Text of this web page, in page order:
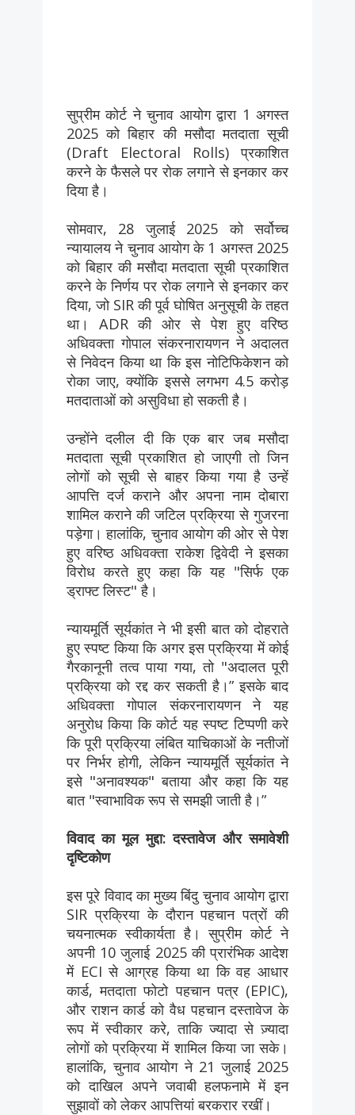
सुप्रीम कोर्ट ने चुनाव आयोग द्वारा 1 अगस्त
2025 को बिहार की मसौदा मतदाता सूची
(Draft Electoral Rolls) प्रकाशित
करने के फैसले पर रोक लगाने से इनकार कर
दिया है।
सोमवार, 28 जुलाई 2025 को सर्वोच्च
न्यायालय ने चुनाव आयोग के 1 अगस्त 2025
को बिहार की मसौदा मतदाता सूची प्रकाशित
करने के निर्णय पर रोक लगाने से इनकार कर
दिया, जो SIR की पूर्व घोषित अनुसूची के तहत
था। ADR की ओर से पेश हुए वरिष्ठ
अधिवक्ता गोपाल संकरनारायणन ने अदालत
से निवेदन किया था कि इस नोटिफिकेशन को
रोका जाए, क्योंकि इससे लगभग 4.5 करोड़
मतदाताओं को असुविधा हो सकती है।
उन्होंने दलील दी कि एक बार जब मसौदा
मतदाता सूची प्रकाशित हो जाएगी तो जिन
लोगों को सूची से बाहर किया गया है उन्हें
आपत्ति दर्ज कराने और अपना नाम दोबारा
शामिल कराने की जटिल प्रक्रिया से गुजरना
पड़ेगा। हालांकि, चुनाव आयोग की ओर से पेश
हुए वरिष्ठ अधिवक्ता राकेश द्विवेदी ने इसका
विरोध करते हुए कहा कि यह "सिर्फ एक
ड्राफ्ट लिस्ट" है।
न्यायमूर्ति सूर्यकांत ने भी इसी बात को दोहराते
हुए स्पष्ट किया कि अगर इस प्रक्रिया में कोई
गैरकानूनी तत्व पाया गया, तो "अदालत पूरी
प्रक्रिया को रद्द कर सकती है।” इसके बाद
अधिवक्ता गोपाल संकरनारायणन ने यह
अनुरोध किया कि कोर्ट यह स्पष्ट टिप्पणी करे
कि पूरी प्रक्रिया लंबित याचिकाओं के नतीजों
पर निर्भर होगी, लेकिन न्यायमूर्ति सूर्यकांत ने
इसे "अनावश्यक" बताया और कहा कि यह
बात "स्वाभाविक रूप से समझी जाती है।”
विवाद का मूल मुद्दा: दस्तावेज और समावेशी
दृष्टिकोण
इस पूरे विवाद का मुख्य बिंदु चुनाव आयोग द्वारा
SIR प्रक्रिया के दौरान पहचान पत्रों की
चयनात्मक स्वीकार्यता है। सुप्रीम कोर्ट ने
अपनी 10 जुलाई 2025 की प्रारंभिक आदेश
में ECI से आग्रह किया था कि वह आधार
कार्ड, मतदाता फोटो पहचान पत्र (EPIC),
और राशन कार्ड को वैध पहचान दस्तावेज के
रूप में स्वीकार करे, ताकि ज्यादा से ज़्यादा
लोगों को प्रक्रिया में शामिल किया जा सके।
हालांकि, चुनाव आयोग ने 21 जुलाई 2025
को दाखिल अपने जवाबी हलफनामे में इन
सुझावों को लेकर आपत्तियां बरकरार रखीं।